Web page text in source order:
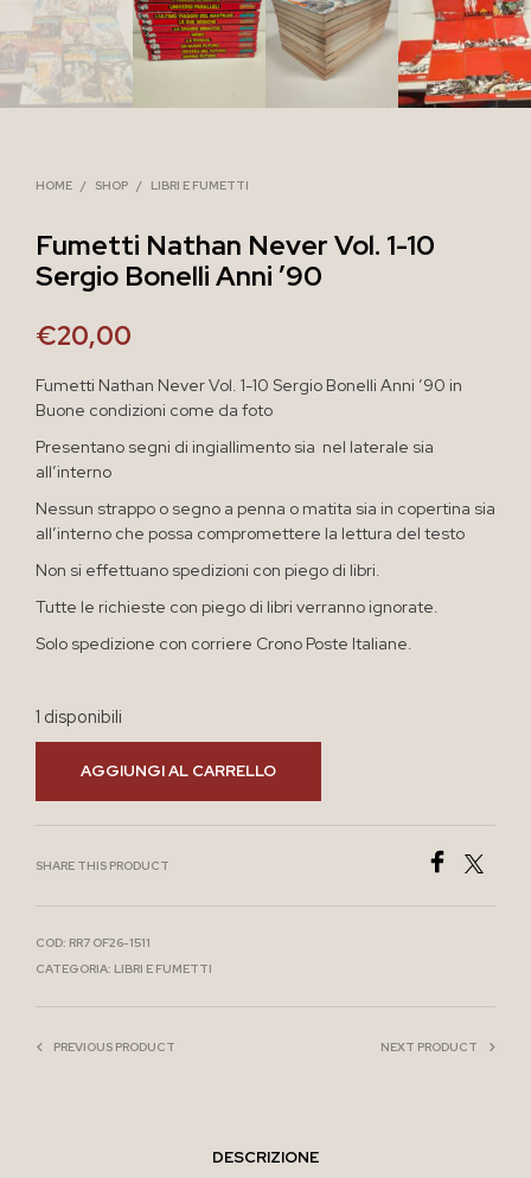
HOME / SHOP / LIBRI E FUMETTI
Fumetti Nathan Never Vol. 1-10
Sergio Bonelli Anni ’90
€20,00
Fumetti Nathan Never Vol. 1-10 Sergio Bonelli Anni ’90 in
Buone condizioni come da foto
Presentano segni di ingiallimento sia nel laterale sia
all’interno
Nessun strappo o segno a penna o matita sia in copertina sia
all’interno che possa compromettere la lettura del testo
Non si effettuano spedizioni con piego di libri.
Tutte le richieste con piego di libri verranno ignorate.
Solo spedizione con corriere Crono Poste Italiane.
1 disponibili
AGGIUNGI AL CARRELLO
SHARE THIS PRODUCT
COD: RR7 OF26-1511
CATEGORIA: LIBRI E FUMETTI
PREVIOUS PRODUCT NEXT PRODUCT
DESCRIZIONE